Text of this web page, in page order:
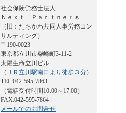
社会保険労務士法人
Ｎｅｘｔ Ｐａｒｔｎｅｒｓ
（旧：たちかわ共同人事労務コン
サルティング）
〒190-0023
東京都立川市柴崎町3-11-2
太陽生命立川ビル
（ ＪＲ立川駅南口より徒歩３分）
TEL:042-595-7863
（電話受付時間10:00～17:00）
FAX:042-595-7864
メールでのお問合せ